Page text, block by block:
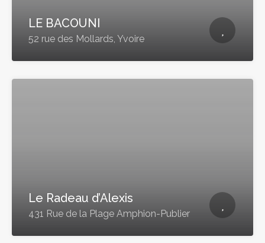
LE BACOUNI
52 rue des Mollards, Yvoire
Le Radeau d’Alexis
431 Rue de la Plage Amphion-Publier